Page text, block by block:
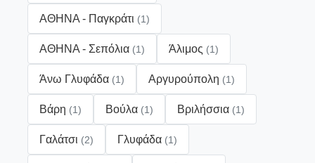
ΑΘΗΝΑ - Παγκράτι (1)
ΑΘΗΝΑ - Σεπόλια (1) Άλιμος (1)
Άνω Γλυφάδα (1) Αργυρούπολη (1)
Βάρη (1) Βούλα (1) Βριλήσσια (1)
Γαλάτσι (2) Γλυφάδα (1)